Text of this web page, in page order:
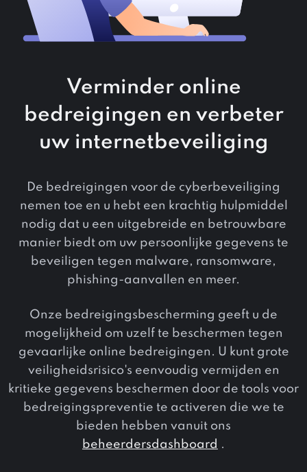
Verminder online
bedreigingen en verbeter
uw internetbeveiliging
De bedreigingen voor de cyberbeveiliging
nemen toe en u hebt een krachtig hulpmiddel
nodig dat u een uitgebreide en betrouwbare
manier biedt om uw persoonlijke gegevens te
beveiligen tegen malware, ransomware,
phishing-aanvallen en meer.
Onze bedreigingsbescherming geeft u de
mogelijkheid om uzelf te beschermen tegen
gevaarlijke online bedreigingen. U kunt grote
veiligheidsrisico's eenvoudig vermijden en
kritieke gegevens beschermen door de tools voor
bedreigingspreventie te activeren die we te
bieden hebben vanuit ons
beheerdersdashboard .